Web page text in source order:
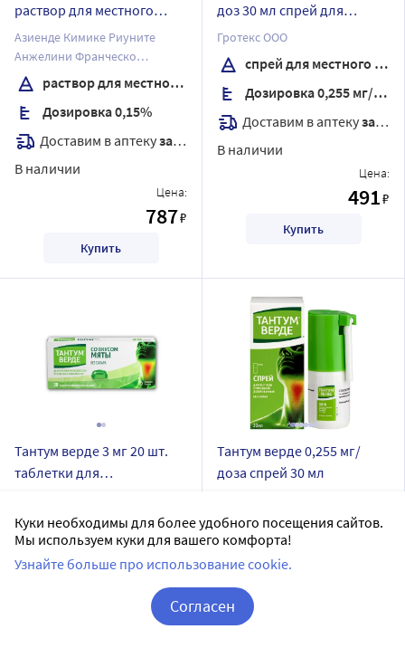
раствор для местного
применения 240 мл
флакон
Азиенде Кимике Риуните
Анжелини Франческо
А.К.Р.А.Ф.С.п.А
раствор для местного применения
Дозировка 0,15%
Доставим в аптекузавтра
В наличии
Цена:
787₽
Купить
доз 30 мл спрей для
местного применения
Гротекс ООО
спрей для местного применения
Дозировка 0,255 мг/доза
Доставим в аптекузавтра
В наличии
Цена:
491₽
Купить
Тантум верде 3 мг 20 шт.
таблетки для
Риуните Анжелини Франческо
А.К.Р.А.Ф.С.п.А
таблетки для рассасывания
Дозировка 3 мг
завтра
Тантум верде 0,255 мг/
доза спрей 30 мл
Анжелини Франческо
А.К.Р.А.Ф.С.п.А
спрей
Дозировка 0,255 мг/доза
Доставим в аптеку
В наличии
Куки необходимы для более удобного посещения сайтов.
Мы используем куки для вашего комфорта!
Узнайте больше про использование cookie.
Согласен